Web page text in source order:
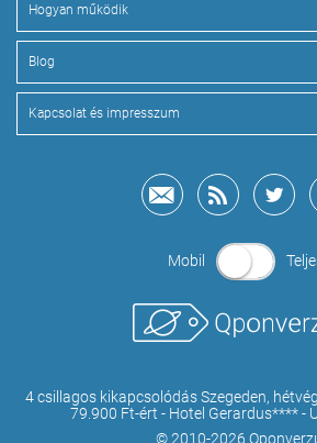
Hogyan működik
Blog
Kapcsolat és impresszum
Mobil
4 csillagos kikapcsolódás Szegeden,
79.900 Ft-ért - Hotel Gerardus**** -
© 2010-2026